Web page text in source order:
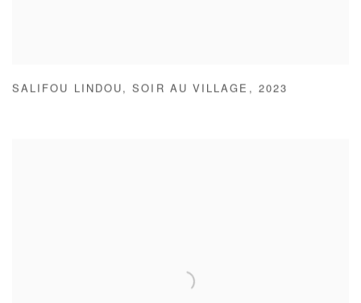
SALIFOU LINDOU ,SOIR AU VILLAGE , 2023